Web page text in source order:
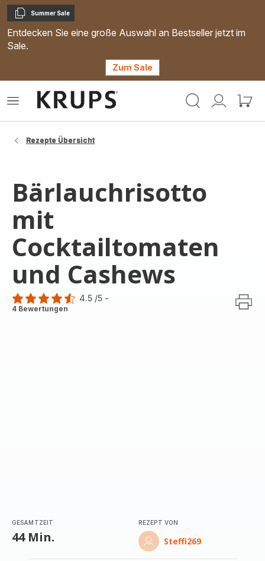
Kopieren
Summer Sale
Entdecken Sie eine große Auswahl an Bestseller jetzt im
Sale.
Zum Sale
Mein
Mein
Das
Rezepte Übersicht
Bärlauchrisotto
mit
Cocktailtomaten
und Cashews
ratings.4.5
4.5 /5 -
4 Bewertungen
GESAMTZEIT
44 Min.
REZEPT VON
Steffi269